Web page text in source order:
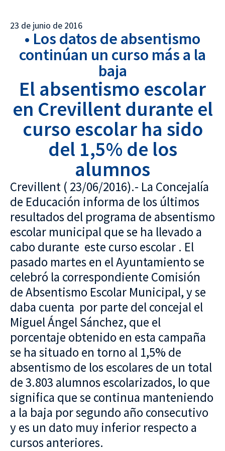
23 de junio de 2016
• Los datos de absentismo
continúan un curso más a la
baja
El absentismo escolar
en Crevillent durante el
curso escolar ha sido
del 1,5% de los
alumnos
Crevillent ( 23/06/2016).- La Concejalía
de Educación informa de los últimos
resultados del programa de absentismo
escolar municipal que se ha llevado a
cabo durante este curso escolar . El
pasado martes en el Ayuntamiento se
celebró la correspondiente Comisión
de Absentismo Escolar Municipal, y se
daba cuenta por parte del concejal el
Miguel Ángel Sánchez, que el
porcentaje obtenido en esta campaña
se ha situado en torno al 1,5% de
absentismo de los escolares de un total
de 3.803 alumnos escolarizados, lo que
significa que se continua manteniendo
a la baja por segundo año consecutivo
y es un dato muy inferior respecto a
cursos anteriores.